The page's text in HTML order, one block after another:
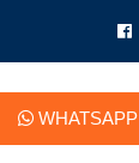
WHATSAPP